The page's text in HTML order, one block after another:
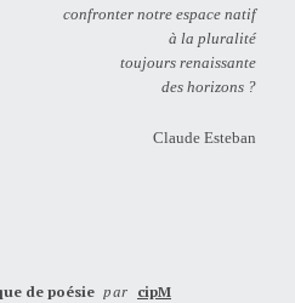
confronter notre espace natif
à la pluralité
toujours renaissante
des horizons ?
Claude Esteban
de poésie par cipM